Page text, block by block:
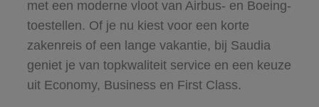
met een moderne vloot van Airbus- en Boeing-
toestellen. Of je nu kiest voor een korte
zakenreis of een lange vakantie, bij Saudia
geniet je van topkwaliteit service en een keuze
uit Economy, Business en First Class.